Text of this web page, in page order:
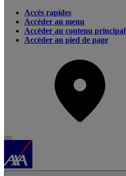
Accès rapides
Accéder au menu
Accéder au contenu principal
Accéder au pied de page